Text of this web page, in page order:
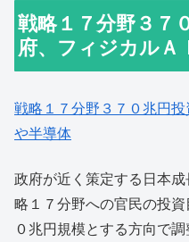
戦略１７分野３
府、フィジカルＡ
戦略１７分野３７０兆円
や半導体
政府が近く策定する日本
略１７分野への官民の投
０兆円規模とする方向で